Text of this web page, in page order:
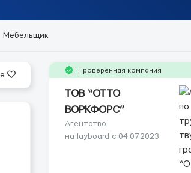
Мебельщик
Проверенная компания
ТОВ “ОТТО
ВОРКФОРС”
Агентство
на layboard с 04.07.2023